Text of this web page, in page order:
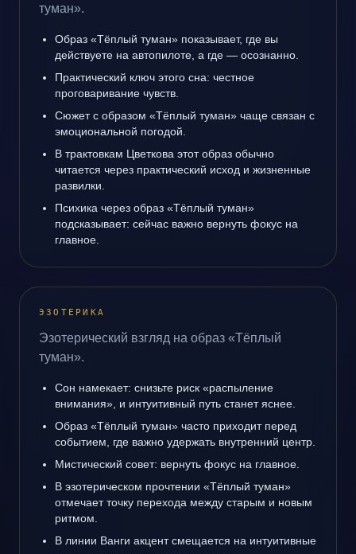
туман».
Образ «Тёплый туман» показывает, где вы
действуете на автопилоте, а где — осознанно.
Практический ключ этого сна: честное
проговаривание чувств.
Сюжет с образом «Тёплый туман» чаще связан с
эмоциональной погодой.
В трактовкам Цветкова этот образ обычно
читается через практический исход и жизненные
развилки.
Психика через образ «Тёплый туман»
подсказывает: сейчас важно вернуть фокус на
главное.
ЭЗОТЕРИКА
Эзотерический взгляд на образ «Тёплый
туман».
Сон намекает: снизьте риск «распыление
внимания», и интуитивный путь станет яснее.
Образ «Тёплый туман» часто приходит перед
событием, где важно удержать внутренний центр.
Мистический совет: вернуть фокус на главное.
В эзотерическом прочтении «Тёплый туман»
отмечает точку перехода между старым и новым
ритмом.
В линии Ванги акцент смещается на интуитивные